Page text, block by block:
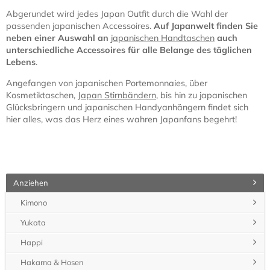
Abgerundet wird jedes Japan Outfit durch die Wahl der
passenden japanischen Accessoires. Auf Japanwelt finden Sie
neben einer Auswahl an japanischen Handtaschen auch
unterschiedliche Accessoires für alle Belange des täglichen
Lebens.
Angefangen von japanischen Portemonnaies, über
Kosmetiktaschen, Japan Stirnbändern, bis hin zu japanischen
Glücksbringern und japanischen Handyanhängern findet sich
hier alles, was das Herz eines wahren Japanfans begehrt!
Anziehen
Kimono
Yukata
Happi
Hakama & Hosen